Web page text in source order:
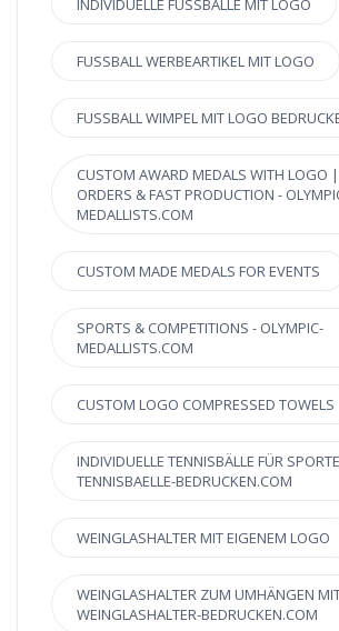
INDIVIDUELLE FUSSBÄLLE MIT LOGO
FUSSBALL WERBEARTIKEL MIT LOGO
FUSSBALL WIMPEL MIT LOGO
CUSTOM AWARD MEDALS WITH LOGO
ORDERS & FAST PRODUCTION -
MEDALLISTS.COM
CUSTOM MADE MEDALS FOR EVENTS
SPORTS & COMPETITIONS - OLYMPIC-
MEDALLISTS.COM
CUSTOM LOGO COMPRESSED TOWELS
INDIVIDUELLE TENNISBÄLLE FÜR
TENNISBAELLE-BEDRUCKEN.COM
WEINGLASHALTER MIT EIGENEM LOGO
WEINGLASHALTER ZUM UMHÄNGEN
WEINGLASHALTER-BEDRUCKEN.COM